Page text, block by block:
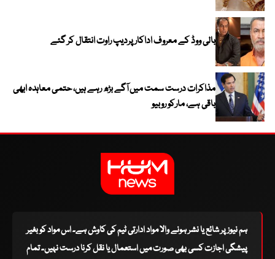
بالی ووڈ کے معروف اداکار پردیپ راوت انتقال کر گئے
مذاکرات درست سمت میں آگے بڑھ رہے ہیں، حتمی معاہدہ ابھی
باقی ہے، مارکو روبیو
ہم نیوز پر شائع یا نشر ہونے والا مواد ادارتی ٹیم کی کاوش ہے۔ اس مواد کو بغیر
پیشگی اجازت کسی بھی صورت میں استعمال یا نقل کرنا درست نہیں۔ تمام